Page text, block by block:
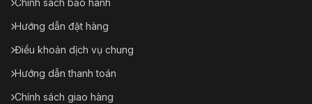
Hướng dẫn đặt hàng
Điều khoản dịch vụ chung
Hướng dẫn thanh toán
Chính sách giao hàng